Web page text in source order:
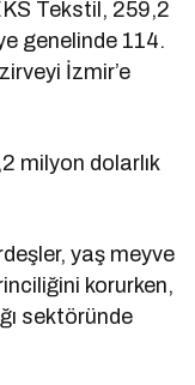
Tekstil, 259,2
genelinde 114.
İzmir’e
milyon dolarlık
yaş meyve
korurken,
sektöründe